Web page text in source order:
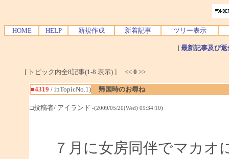
HOME HELP 新規作成 新着記事 ツリー表示
[ 最新記事及び
[ トピック内全8記事(1-8 表示) ] << 0 >>
■4319 / inTopicNo.1) 帰国時のお尋ね
□投稿者/ アイランド -(2009/05/20(Wed) 09:34:10)
７月に女房同伴でマカオ